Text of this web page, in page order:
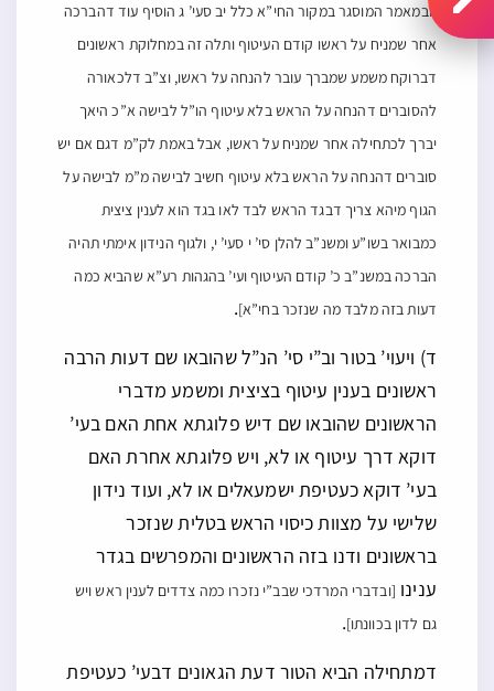
[ובמאמר המוסגר במקור החי”א כלל יב סעי’ ג הוסיף עוד דהברכה
אחר שמניח על ראשו קודם העיטוף ותלה זה במחלוקת ראשונים
דברוקח משמע שמברך עובר להנחה על ראשו, וצ”ב דלכאורה
להסוברים דהנחה על הראש בלא עיטוף הו”ל לבישה א”כ היאך
יברך לכתחילה אחר שמניח על ראשו, אבל באמת לק”מ דגם אם יש
סוברים דהנחה על הראש בלא עיטוף חשיב לבישה מ”מ לבישה על
הגוף מיהא צריך דבגד הראש לבד לאו בגד הוא לענין ציצית
כמבואר בשו”ע ומשנ”ב להלן סי’ י סעי’ י, ולגוף הנידון אימתי תהיה
הברכה במשנ”ב כ’ קודם העיטוף ועי’ בהגהות רע”א שהביא כמה
דעות בזה מלבד מה שנזכר בחי”א].
ד) ויעוי’ בטור וב”י סי’ הנ”ל שהובאו שם דעות הרבה
ראשונים בענין עיטוף בציצית ומשמע מדברי
הראשונים שהובאו שם דיש פלוגתא אחת האם בעי’
דוקא דרך עיטוף או לא, ויש פלוגתא אחרת האם
בעי’ דוקא כעטיפת ישמעאלים או לא, ועוד נידון
שלישי על מצוות כיסוי הראש בטלית שנזכר
בראשונים ודנו בזה הראשונים והמפרשים בגדר
ענינו [ובדברי המרדכי שבב”י נזכרו כמה צדדים לענין ראש ויש
גם לדון בכוונתו].
דמתחילה הביא הטור דעת הגאונים דבעי’ כעטיפת